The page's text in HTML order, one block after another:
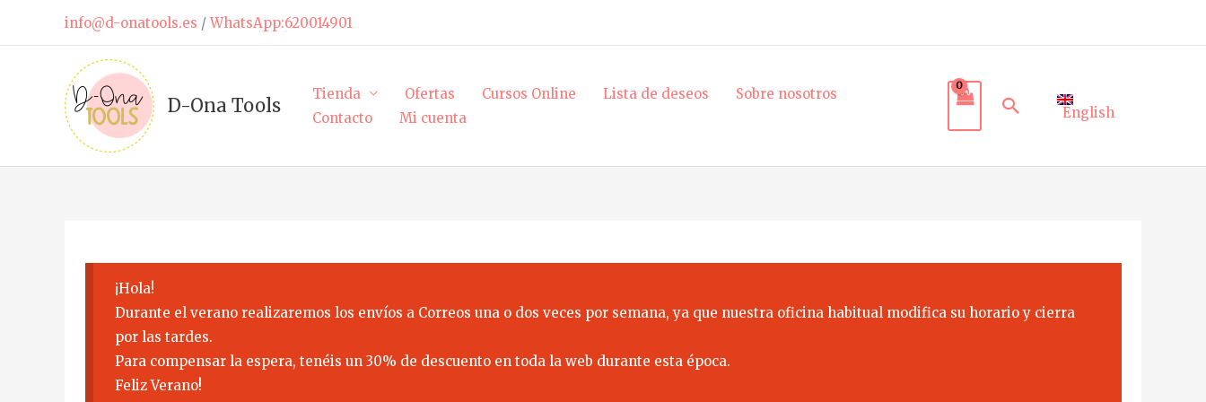
info@d-onatools.es /WhatsApp:620014901
D-Ona Tools
Tienda Ofertas Cursos Online Lista de deseos
Sobre nosotros
Contacto
Mi cuenta BuscarEnglish
¡Hola!
Durante el verano realizaremos los envíos a Correos una o dos veces por semana, ya que nuestra oficina habitual modifica su horario y cierra
por las tardes.
Para compensar la espera, tenéis un 30% de descuento en toda la web durante esta época.
Feliz Verano!